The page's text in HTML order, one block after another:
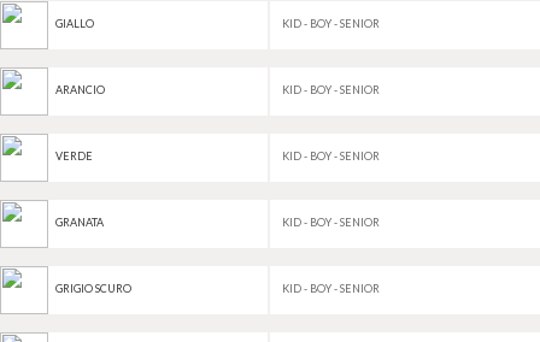
GIALLO KID - BOY - SENIOR
ARANCIO KID - BOY - SENIOR
VERDE KID - BOY - SENIOR
GRANATA KID - BOY - SENIOR
GRIGIO SCURO KID - BOY - SENIOR